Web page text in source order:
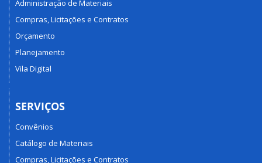
Administração de Materiais
Compras, Licitações e Contratos
Orçamento
Planejamento
Vila Digital
SERVIÇOS
Convênios
Catálogo de Materiais
Compras, Licitações e Contratos